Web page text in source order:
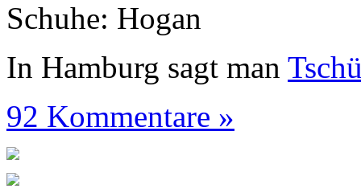
Schuhe: Hogan
In Hamburg sagt man
92 Kommentare »